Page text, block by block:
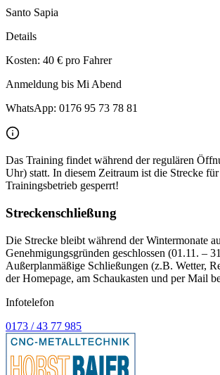
Santo Sapia
Details
Kosten: 40 € pro Fahrer
Anmeldung bis Mi Abend
WhatsApp: 0176 95 73 78 81
Das Training findet während der regulären
Uhr) statt. In diesem Zeitraum ist die Strecke
Trainingsbetrieb gesperrt!
Streckenschließung
Die Strecke bleibt während der Wintermonate
Genehmigungsgründen geschlossen (01.11. –
Außerplanmäßige Schließungen (z.B. Wetter,
der Homepage, am Schaukasten und per Mail
Infotelefon
0173 / 43 77 985